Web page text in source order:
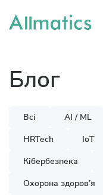
Блог
Всі AI / ML
HRTech
IoT
Кібербезпека
Охорона здоров’я